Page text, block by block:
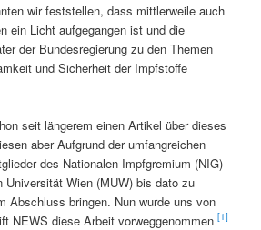
wir feststellen, dass mittlerweile auch
ein Licht aufgegangen ist und die
der Bundesregierung zu den Themen
und Sicherheit der Impfstoffe
seit längerem einen Artikel über dieses
aber Aufgrund der umfangreichen
des Nationalen Impfgremium (NIG)
Universität Wien (MUW) bis dato zu
Abschluss bringen. Nun wurde uns von
NEWS diese Arbeit vorweggenommen[1]